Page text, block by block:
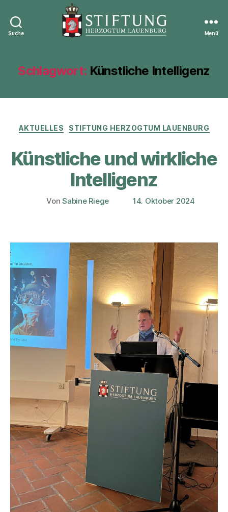
Suche
Lauenburg
Menü
Schlagwort: Künstliche Intelligenz
Kategorien
AKTUELLES STIFTUNG HERZOGTUM LAUENBURG
Künstliche und wirkliche
Intelligenz
Beitragsautor
VonSabine Riege Veröffentlichungsdatum
14. Oktober 2024